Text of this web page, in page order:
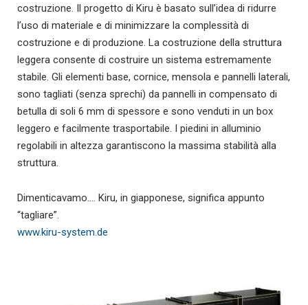
costruzione. Il progetto di Kiru è basato sull’idea di ridurre
l’uso di materiale e di minimizzare la complessità di
costruzione e di produzione. La costruzione della struttura
leggera consente di costruire un sistema estremamente
stabile. Gli elementi base, cornice, mensola e pannelli laterali,
sono tagliati (senza sprechi) da pannelli in compensato di
betulla di soli 6 mm di spessore e sono venduti in un box
leggero e facilmente trasportabile. I piedini in alluminio
regolabili in altezza garantiscono la massima stabilità alla
struttura.
Dimenticavamo…. Kiru, in giapponese, significa appunto
“tagliare”.
www.kiru-system.de